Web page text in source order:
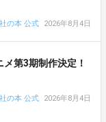
の本 公式
2026年8月4日
メ第3期制作決定！
の本 公式
2026年8月4日